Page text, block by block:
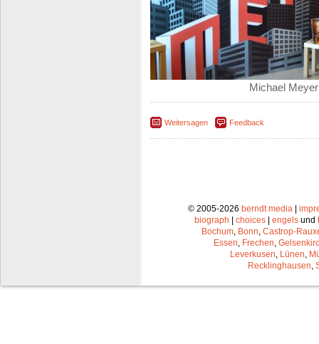
Michael
Weitersagen Feedback
© 2005-2026 berndt media|
biograph | choices | engels und
Bochum, Bonn, Castrop-
Essen, Frechen,
Leverkusen, Lünen,
Recklinghausen,